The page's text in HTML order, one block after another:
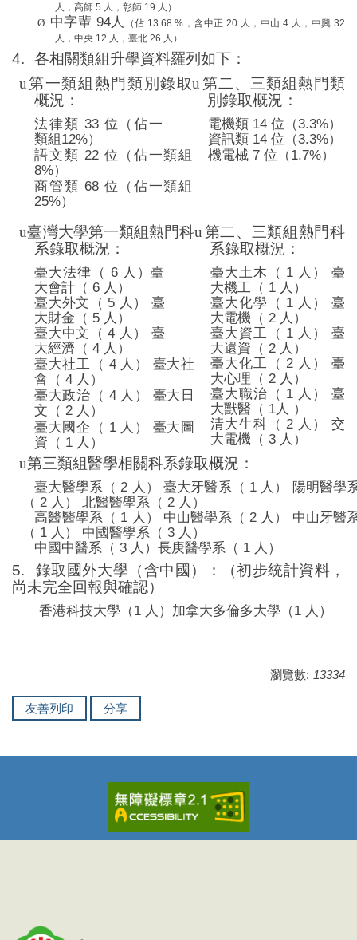
人，高師 5 人，彰師 19 人）
Ø 中字輩 94人 （佔 13.68 % ，含中正 20 人，中山 4 人，中興 32
人，中央 12 人，臺北 26 人）
4.
各相關類組升學資料羅列如下：
u第一類組熱門類別錄取
概況：
法律類 33 位（佔一
類組12%）
語文類 22 位（佔一類組
8%）
商管類 68 位（佔一類組
25%）
u 第二、三類組熱門類
別錄取概況：
電機類 14位（3.3%）
資訊類 14位（3.3%）
機電械 7位（1.7%）
u臺灣大學第一類組熱門科
系錄取概況：
臺大法律（ 6 人）臺
大會計（ 6 人）
臺大外文（ 5 人）
臺
大財金（ 5 人）
臺大中文（ 4 人）
臺
大經濟（ 4 人）
臺大社工（ 4 人）
臺大社
會（ 4 人）
臺大政治（ 4 人）
臺大日
文（ 2 人）
臺大國企（ 1 人）
臺大圖
資（ 1 人）
u 第二、三類組熱門科
系錄取概況：
臺大土木（ 1 人）
臺
大機工（ 1 人）
臺大化學（ 1 人）
臺
大電機（ 2 人）
臺大資工（ 1 人）
臺
大還資（ 2 人）
臺大化工（ 2 人）
臺
大心理（ 2 人）
臺大職治（ 1 人）
臺
大獸醫（ 1 人 ）
清大生科（ 2 人）
交
大電機（ 3 人）
u第三類組醫學相關科系錄取概況：
臺大醫學系（ 2 人） 臺大牙醫系（ 1 人）
陽明醫學
（ 2 人） 北醫醫學系（ 2 人）
高醫醫學系（ 1 人） 中山醫學系（ 2 人）
中山牙醫
（ 1 人） 中國醫學系（ 3 人）
中國中醫系（ 3 人）長庚醫學系（ 1 人）
5. 錄取國外大學（含中國）：
（初步統計資料，
尚未完全回報與確認）
香港科技大學（1 人） 加拿大多倫多大學（1 人）
瀏覽數: 13334
友善列印 分享